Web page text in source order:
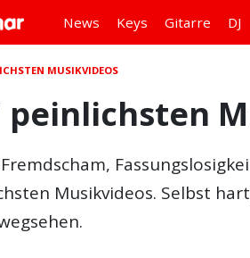
News Keys Gitarre DJ
MUSIKVIDEOS
peinlichsten
Musikvideos. Selbst